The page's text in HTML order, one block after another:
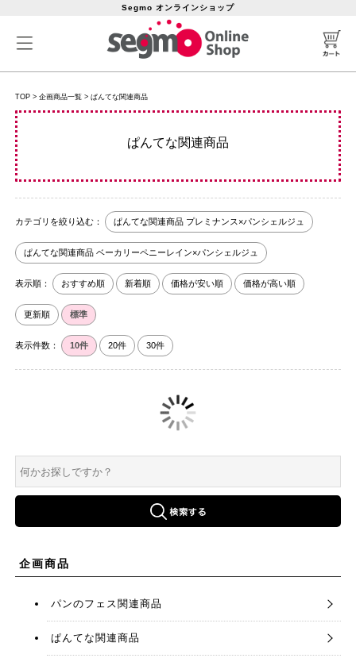
Segmo オンラインショップ
TOP > 企画商品一覧> ぱんてな関連商品
ぱんてな関連商品
カテゴリを絞り込む： ぱんてな関連商品 プレミナンス×パンシェルジュ
ぱんてな関連商品 ベーカリーペニーレイン×パンシェルジュ
表示順： おすすめ順 新着順 価格が安い順 価格が高い順
更新順 標準
表示件数： 10件 20件 30件
企画商品
パンのフェス関連商品
ぱんてな関連商品